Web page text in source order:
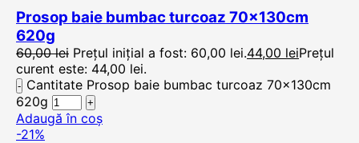
Prosop baie bumbac turcoaz 70x130cm
620g
60,00lei Prețul inițial a fost: 60,00 lei.44,00 leiPrețul
curent este: 44,00 lei.
Cantitate Prosop baie bumbac turcoaz 70x130cm
620g
Adaugă în coș
-21%